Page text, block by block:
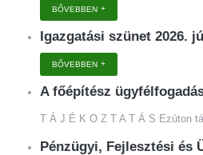
BŐVEBBEN
Igazgatási szünet 2026.
BŐVEBBEN
A főépítész
T Á J É K O Z T A T Á S Ezúton
Pénzügyi, Fejlesztési és